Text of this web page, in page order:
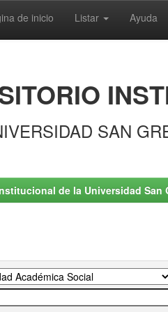
de inicio Listar Ayuda
SAN
de la Universidad San